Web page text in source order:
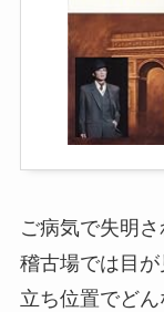
ご病気で失明
稽古場では目
立ち位置でど